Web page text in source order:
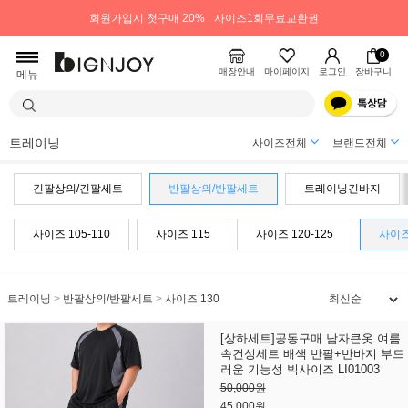
회원가입시 첫구매 20% 사이즈1회무료교환권
메뉴 매장안내 마이페이지 로그인
0
장바구니
트레이닝 사이즈전체 브랜드전체
긴팔상의/긴팔세트 반팔상의/반팔세트 트레이닝긴바지
사이즈 105-110 사이즈 115 사이즈 120-125 사이
트레이닝 > 반팔상의/반팔세트 > 사이즈 130
[상하세트]공동구매 남자큰옷 여름
속건성세트 배색 반팔+반바지 부드
러운 기능성 빅사이즈 LI01003
50,000원